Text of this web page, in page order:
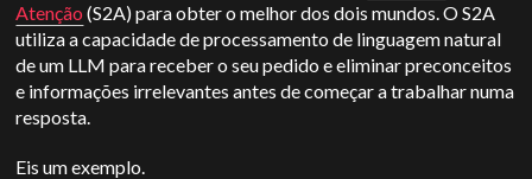
Atenção (S2A) para obter o melhor dos dois mundos. O S2A
utiliza a capacidade de processamento de linguagem natural
de um LLM para receber o seu pedido e eliminar preconceitos
e informações irrelevantes antes de começar a trabalhar numa
resposta.
Eis um exemplo.